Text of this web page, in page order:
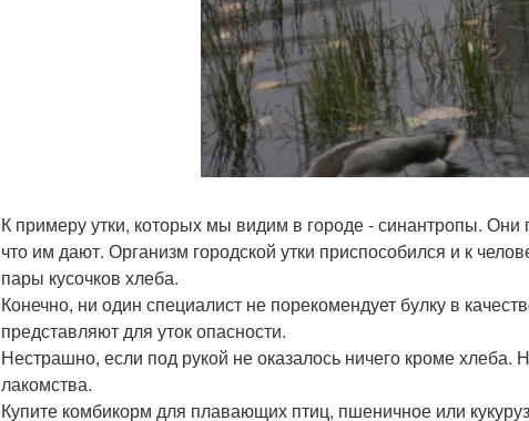
К примеру утки, которых мы видим в городе - синантропы. Они
что им дают. Организм городской утки приспособился и к
пары кусочков хлеба.
Конечно, ни один специалист не порекомендует булку в
представляют для уток опасности.
Нестрашно, если под рукой не оказалось ничего кроме
лакомства.
Купите комбикорм для плавающих птиц, пшеничное или